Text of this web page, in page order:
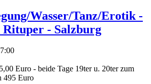
Wasser/Tanz/Erotik -
- Salzburg
Euro - beide Tage 19ter u. 20ter zum
495 Euro